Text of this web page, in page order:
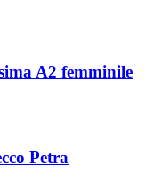
A2 femminile
Petra